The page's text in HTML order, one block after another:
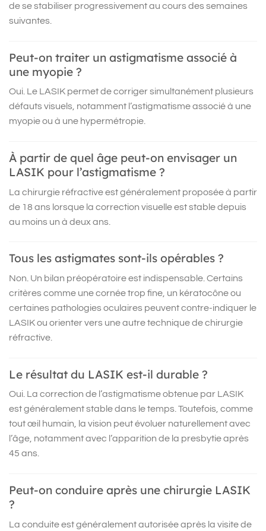
de se stabiliser progressivement au cours des semaines
suivantes.
Peut-on traiter un astigmatisme associé à
une myopie ?
Oui. Le LASIK permet de corriger simultanément plusieurs
défauts visuels, notamment l’astigmatisme associé à une
myopie ou à une hypermétropie.
À partir de quel âge peut-on envisager un
LASIK pour l’astigmatisme ?
La chirurgie réfractive est généralement proposée à partir
de 18 ans lorsque la correction visuelle est stable depuis
au moins un à deux ans.
Tous les astigmates sont-ils opérables ?
Non. Un bilan préopératoire est indispensable. Certains
critères comme une cornée trop fine, un kératocône ou
certaines pathologies oculaires peuvent contre-indiquer le
LASIK ou orienter vers une autre technique de chirurgie
réfractive.
Le résultat du LASIK est-il durable ?
Oui. La correction de l’astigmatisme obtenue par LASIK
est généralement stable dans le temps. Toutefois, comme
tout œil humain, la vision peut évoluer naturellement avec
l’âge, notamment avec l’apparition de la presbytie après
45 ans.
Peut-on conduire après une chirurgie LASIK
?
La conduite est généralement autorisée après la visite de